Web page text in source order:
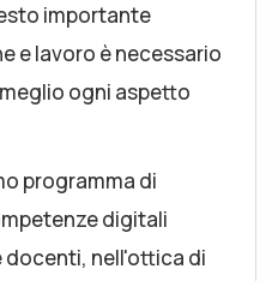
importante
e lavoro è necessario
ogni aspetto
programma di
digitali
nell'ottica di